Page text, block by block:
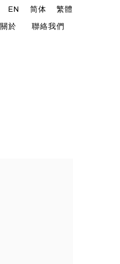
關於 聯絡我們
EN 简体 繁體